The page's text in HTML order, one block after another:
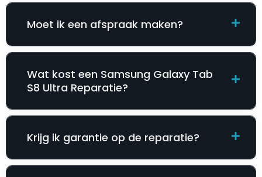
Moet ik een afspraak maken?
Wat kost een Samsung Galaxy Tab
S8 Ultra Reparatie​​​​?
Krijg ik garantie op de reparatie?